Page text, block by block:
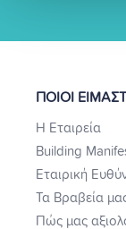
ΠΟΙΟΙ
Η Εταιρεία
Building
Εταιρική
Τα Βραβεία
Πώς μας